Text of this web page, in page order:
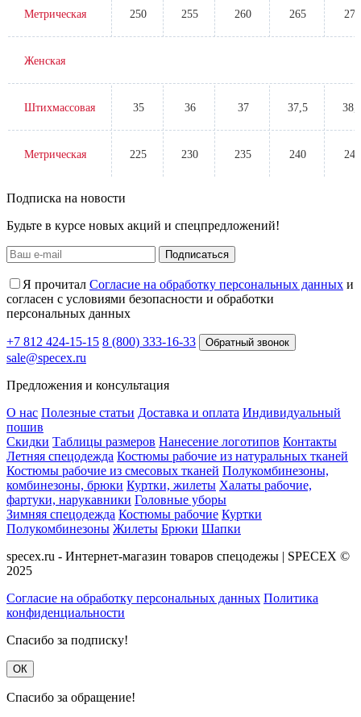
Метрическая 250 255 260 265 270
Женская
Штихмассовая 35 36 37 37,5
Метрическая 225 230 235 240 245
Подписка на новости
Будьте в курсе новых акций и спецпредложений!
Подписаться
Я прочитал Согласие на обработку персональных данных и
согласен с условиями безопасности и обработки
персональных данных
+7 812 424-15-15 8 (800) 333-16-33 Обратный звонок
sale@specex.ru
Предложения и консультация
О нас Полезные статьи Доставка и оплата Индивидуальный
пошив
Скидки Таблицы размеров Нанесение логотипов Контакты
Летняя спецодежда Костюмы рабочие из натуральных тканей
Костюмы рабочие из смесовых тканей Полукомбинезоны,
комбинезоны, брюки Куртки, жилеты Халаты рабочие,
фартуки, нарукавники Головные уборы
Зимняя спецодежда Костюмы рабочие Куртки
Полукомбинезоны Жилеты Брюки Шапки
specex.ru - Интернет-магазин товаров спецодежы | SPECEX ©
2025
Согласие на обработку персональных данных Политика
конфиденциальности
Спасибо за подписку!
ОК
Спасибо за обращение!